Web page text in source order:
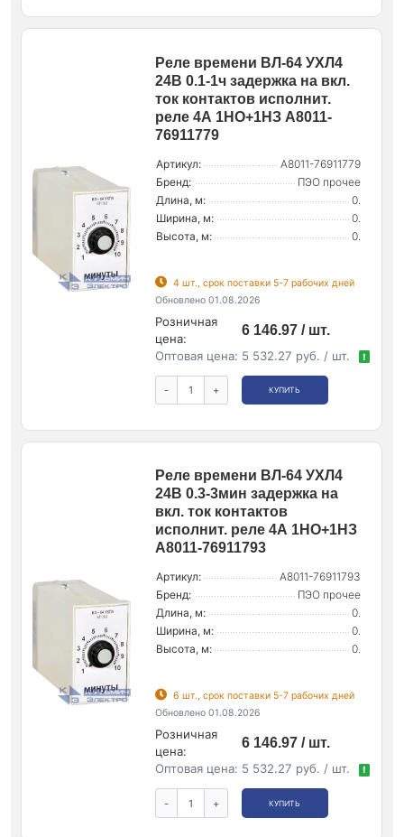
Реле времени ВЛ-64 УХЛ4
24В 0.1-1ч задержка на вкл.
ток контактов исполнит.
реле 4А 1НО+1НЗ A8011-
76911779
Артикул:
A8011-76911779
Бренд:
ПЭО прочее
Длина, м:
0.
Ширина, м:
0.
Высота, м:
0.
4 шт., срок поставки 5-7 рабочих дней
Обновлено 01.08.2026
Розничная
цена:
6 146.97 / шт.
Оптовая цена: 5 532.27 руб. / шт. !
- + КУПИТЬ
Реле времени ВЛ-64 УХЛ4
24В 0.3-3мин задержка на
вкл. ток контактов
исполнит. реле 4А 1НО+1НЗ
A8011-76911793
Артикул:
A8011-76911793
Бренд:
ПЭО прочее
Длина, м:
0.
Ширина, м:
0.
Высота, м:
0.
6 шт., срок поставки 5-7 рабочих дней
Обновлено 01.08.2026
Розничная
цена:
6 146.97 / шт.
Оптовая цена: 5 532.27 руб. / шт. !
- + КУПИТЬ